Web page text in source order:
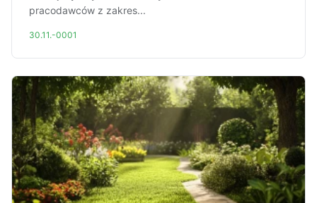
pracodawców z zakres...
30.11.-0001